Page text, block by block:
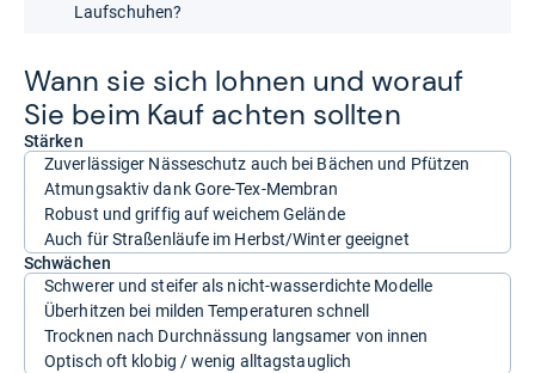
Wann sie sich loh­nen und wor­auf
Sie beim Kauf ach­ten soll­ten
Stärken
Zuverlässiger Nässeschutz auch bei Bächen und Pfützen
Atmungsaktiv dank Gore-Tex-Membran
Robust und griffig auf weichem Gelände
Auch für Straßenläufe im Herbst/Winter geeignet
Schwächen
Schwerer und steifer als nicht-wasserdichte Modelle
Überhitzen bei milden Temperaturen schnell
Trocknen nach Durchnässung langsamer von innen
Optisch oft klobig / wenig alltagstauglich
Laufschuhen?